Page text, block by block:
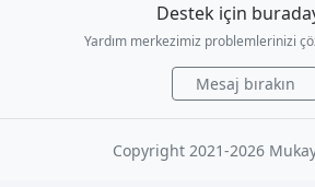
Destek için
Yardım merkezimiz problemlerinizi
Mesaj bırakın
Copyright 2021-2026